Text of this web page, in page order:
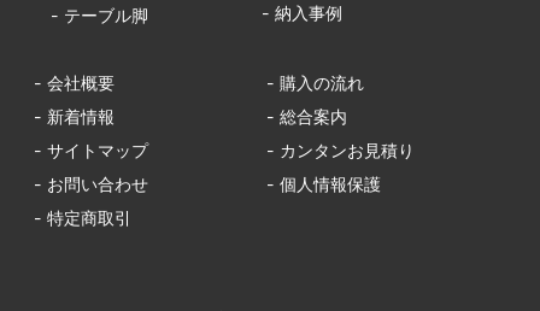
- テーブル脚
- 納入事例
- 会社概要
- 購入の流れ
- 新着情報
- 総合案内
- サイトマップ
- カンタンお見積り
- お問い合わせ
- 個人情報保護
- 特定商取引